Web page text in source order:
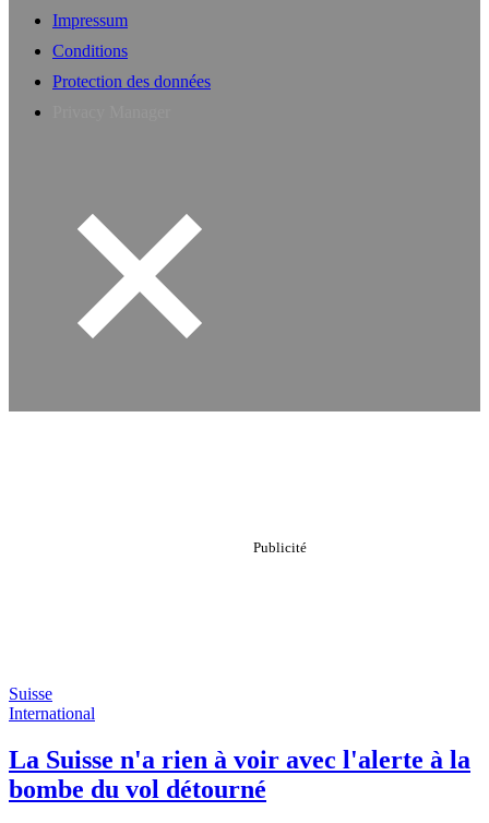
Impressum
Conditions
Protection des données
Suisse
International
La Suisse n'a rien à voir avec l'alerte à la
bombe du vol détourné